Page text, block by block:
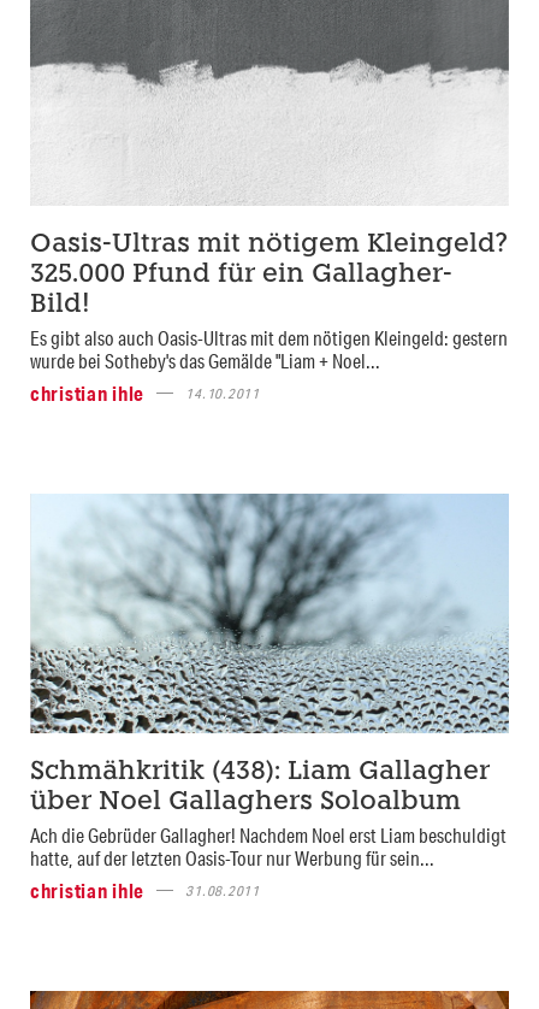
Oasis-Ultras mit nötigem Kleingeld?
325.000 Pfund für ein Gallagher-
Bild!
Es gibt also auch Oasis-Ultras mit dem nötigen Kleingeld: gestern
wurde bei Sotheby's das Gemälde "Liam + Noel...
christian ihle
14.10.2011
Schmähkritik (438): Liam Gallagher
über Noel Gallaghers Soloalbum
Ach die Gebrüder Gallagher! Nachdem Noel erst Liam beschuldigt
hatte, auf der letzten Oasis-Tour nur Werbung für sein...
christian ihle
31.08.2011